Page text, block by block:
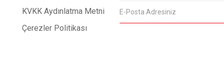
KVKK Aydınlatma Metni
Çerezler Politikası